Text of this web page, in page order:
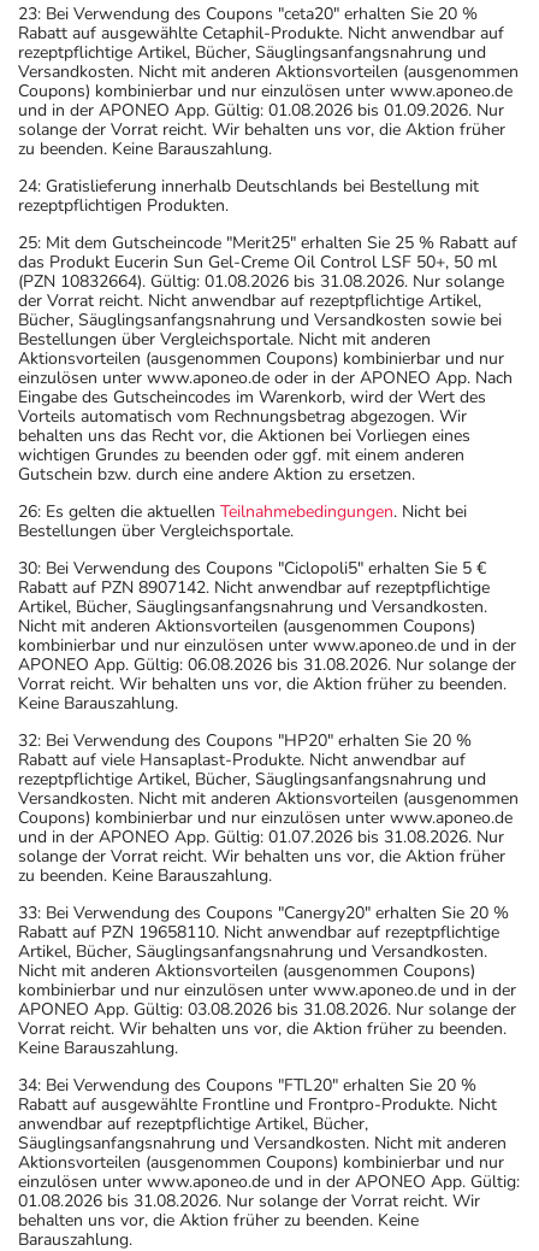
23: Bei Verwendung des Coupons "ceta20" erhalten Sie 20 %
Rabatt auf ausgewählte Cetaphil-Produkte. Nicht anwendbar auf
rezeptpflichtige Artikel, Bücher, Säuglingsanfangsnahrung und
Versandkosten. Nicht mit anderen Aktionsvorteilen (ausgenommen
Coupons) kombinierbar und nur einzulösen unter www.aponeo.de
und in der APONEO App. Gültig: 01.08.2026 bis 01.09.2026. Nur
solange der Vorrat reicht. Wir behalten uns vor, die Aktion früher
zu beenden. Keine Barauszahlung.
24: Gratislieferung innerhalb Deutschlands bei Bestellung mit
rezeptpflichtigen Produkten.
25: Mit dem Gutscheincode "Merit25" erhalten Sie 25 % Rabatt auf
das Produkt Eucerin Sun Gel-Creme Oil Control LSF 50+, 50 ml
(PZN 10832664). Gültig: 01.08.2026 bis 31.08.2026. Nur solange
der Vorrat reicht. Nicht anwendbar auf rezeptpflichtige Artikel,
Bücher, Säuglingsanfangsnahrung und Versandkosten sowie bei
Bestellungen über Vergleichsportale. Nicht mit anderen
Aktionsvorteilen (ausgenommen Coupons) kombinierbar und nur
einzulösen unter www.aponeo.de oder in der APONEO App. Nach
Eingabe des Gutscheincodes im Warenkorb, wird der Wert des
Vorteils automatisch vom Rechnungsbetrag abgezogen. Wir
behalten uns das Recht vor, die Aktionen bei Vorliegen eines
wichtigen Grundes zu beenden oder ggf. mit einem anderen
Gutschein bzw. durch eine andere Aktion zu ersetzen.
26: Es gelten die aktuellen Teilnahmebedingungen. Nicht bei
Bestellungen über Vergleichsportale.
30: Bei Verwendung des Coupons "Ciclopoli5" erhalten Sie 5 €
Rabatt auf PZN 8907142. Nicht anwendbar auf rezeptpflichtige
Artikel, Bücher, Säuglingsanfangsnahrung und Versandkosten.
Nicht mit anderen Aktionsvorteilen (ausgenommen Coupons)
kombinierbar und nur einzulösen unter www.aponeo.de und in der
APONEO App. Gültig: 06.08.2026 bis 31.08.2026. Nur solange der
Vorrat reicht. Wir behalten uns vor, die Aktion früher zu beenden.
Keine Barauszahlung.
32: Bei Verwendung des Coupons "HP20" erhalten Sie 20 %
Rabatt auf viele Hansaplast-Produkte. Nicht anwendbar auf
rezeptpflichtige Artikel, Bücher, Säuglingsanfangsnahrung und
Versandkosten. Nicht mit anderen Aktionsvorteilen (ausgenommen
Coupons) kombinierbar und nur einzulösen unter www.aponeo.de
und in der APONEO App. Gültig: 01.07.2026 bis 31.08.2026. Nur
solange der Vorrat reicht. Wir behalten uns vor, die Aktion früher
zu beenden. Keine Barauszahlung.
33: Bei Verwendung des Coupons "Canergy20" erhalten Sie 20 %
Rabatt auf PZN 19658110. Nicht anwendbar auf rezeptpflichtige
Artikel, Bücher, Säuglingsanfangsnahrung und Versandkosten.
Nicht mit anderen Aktionsvorteilen (ausgenommen Coupons)
kombinierbar und nur einzulösen unter www.aponeo.de und in der
APONEO App. Gültig: 03.08.2026 bis 31.08.2026. Nur solange der
Vorrat reicht. Wir behalten uns vor, die Aktion früher zu beenden.
Keine Barauszahlung.
34: Bei Verwendung des Coupons "FTL20" erhalten Sie 20 %
Rabatt auf ausgewählte Frontline und Frontpro-Produkte. Nicht
anwendbar auf rezeptpflichtige Artikel, Bücher,
Säuglingsanfangsnahrung und Versandkosten. Nicht mit anderen
Aktionsvorteilen (ausgenommen Coupons) kombinierbar und nur
einzulösen unter www.aponeo.de und in der APONEO App. Gültig:
01.08.2026 bis 31.08.2026. Nur solange der Vorrat reicht. Wir
behalten uns vor, die Aktion früher zu beenden. Keine
Barauszahlung.